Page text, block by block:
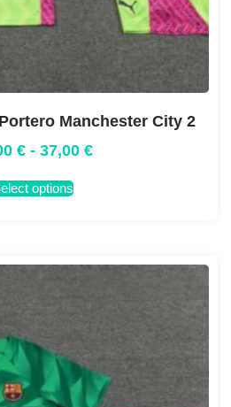
Manchester City 2
€ - 37,00 €
options